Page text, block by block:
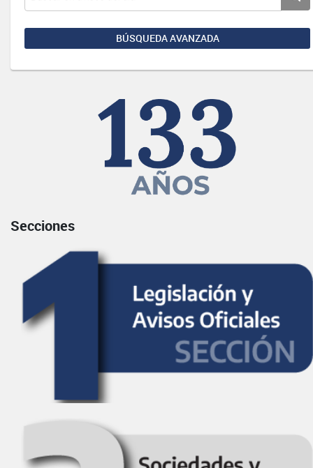
BÚSQUEDA AVANZADA
Secciones